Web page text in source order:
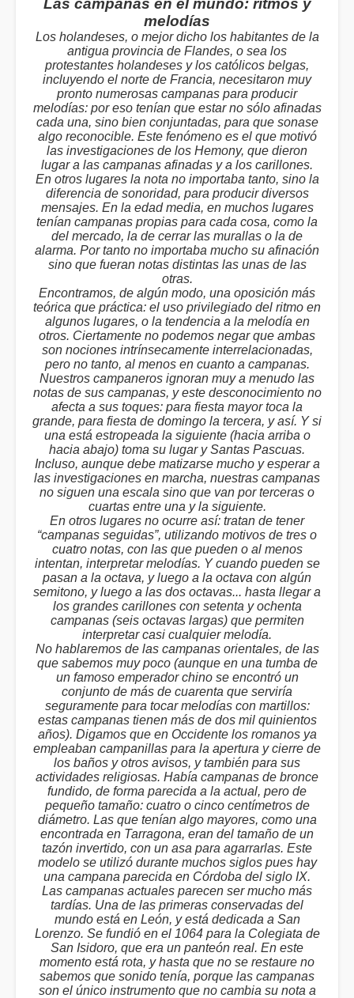
Las campanas en el mundo: ritmos y
melodías
Los holandeses, o mejor dicho los habitantes de la
antigua provincia de Flandes, o sea los
protestantes holandeses y los católicos belgas,
incluyendo el norte de Francia, necesitaron muy
pronto numerosas campanas para producir
melodías: por eso tenían que estar no sólo afinadas
cada una, sino bien conjuntadas, para que sonase
algo reconocible. Este fenómeno es el que motivó
las investigaciones de los Hemony, que dieron
lugar a las campanas afinadas y a los carillones.
En otros lugares la nota no importaba tanto, sino la
diferencia de sonoridad, para producir diversos
mensajes. En la edad media, en muchos lugares
tenían campanas propias para cada cosa, como la
del mercado, la de cerrar las murallas o la de
alarma. Por tanto no importaba mucho su afinación
sino que fueran notas distintas las unas de las
otras.
Encontramos, de algún modo, una oposición más
teórica que práctica: el uso privilegiado del ritmo en
algunos lugares, o la tendencia a la melodía en
otros. Ciertamente no podemos negar que ambas
son nociones intrínsecamente interrelacionadas,
pero no tanto, al menos en cuanto a campanas.
Nuestros campaneros ignoran muy a menudo las
notas de sus campanas, y este desconocimiento no
afecta a sus toques: para fiesta mayor toca la
grande, para fiesta de domingo la tercera, y así. Y si
una está estropeada la siguiente (hacia arriba o
hacia abajo) toma su lugar y Santas Pascuas.
Incluso, aunque debe matizarse mucho y esperar a
las investigaciones en marcha, nuestras campanas
no siguen una escala sino que van por terceras o
cuartas entre una y la siguiente.
En otros lugares no ocurre así: tratan de tener
“campanas seguidas”, utilizando motivos de tres o
cuatro notas, con las que pueden o al menos
intentan, interpretar melodías. Y cuando pueden se
pasan a la octava, y luego a la octava con algún
semitono, y luego a las dos octavas... hasta llegar a
los grandes carillones con setenta y ochenta
campanas (seis octavas largas) que permiten
interpretar casi cualquier melodía.
No hablaremos de las campanas orientales, de las
que sabemos muy poco (aunque en una tumba de
un famoso emperador chino se encontró un
conjunto de más de cuarenta que serviría
seguramente para tocar melodías con martillos:
estas campanas tienen más de dos mil quinientos
años). Digamos que en Occidente los romanos ya
empleaban campanillas para la apertura y cierre de
los baños y otros avisos, y también para sus
actividades religiosas. Había campanas de bronce
fundido, de forma parecida a la actual, pero de
pequeño tamaño: cuatro o cinco centímetros de
diámetro. Las que tenían algo mayores, como una
encontrada en Tarragona, eran del tamaño de un
tazón invertido, con un asa para agarrarlas. Este
modelo se utilizó durante muchos siglos pues hay
una campana parecida en Córdoba del siglo IX.
Las campanas actuales parecen ser mucho más
tardías. Una de las primeras conservadas del
mundo está en León, y está dedicada a San
Lorenzo. Se fundió en el 1064 para la Colegiata de
San Isidoro, que era un panteón real. En este
momento está rota, y hasta que no se restaure no
sabemos que sonido tenía, porque las campanas
son el único instrumento que no cambia su nota a